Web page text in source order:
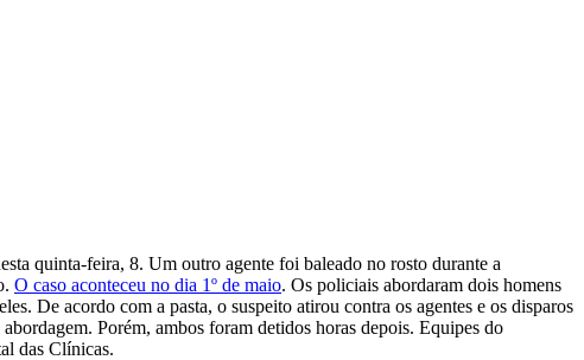
quinta-feira, 8. Um outro agente foi baleado no rosto durante a
O caso aconteceu no dia 1º de maio. Os policiais abordaram dois homens
De acordo com a pasta, o suspeito atirou contra os agentes e os disparos
Porém, ambos foram detidos horas depois. Equipes do
das Clínicas.